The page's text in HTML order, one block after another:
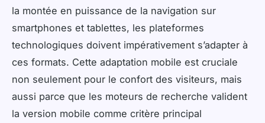
la montée en puissance de la navigation sur
smartphones et tablettes, les plateformes
technologiques doivent impérativement s’adapter à
ces formats. Cette adaptation mobile est cruciale
non seulement pour le confort des visiteurs, mais
aussi parce que les moteurs de recherche valident
la version mobile comme critère principal